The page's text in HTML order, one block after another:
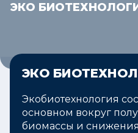
ЭКО
ЭКО
Экобиотехнология
основном вокруг
биомассы и